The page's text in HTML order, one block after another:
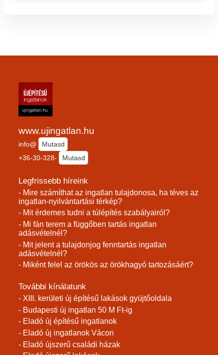
www.ujingatlan.hu
info@
Mutasd
+36-30-328-
Mutasd
Legfrissebb híreink
- Mire számíthat az ingatlan tulajdonosa, ha téves az
ingatlan-nyilvántartási térkép?
- Mit érdemes tudni a túlépítés szabályairól?
- Mi fán terem a függőben tartás ingatlan
adásvételnél?
- Mit jelent a tulajdonjog fenntartás ingatlan
adásvételnél?
- Miként felel az örökös az örökhagyó tartozásáért?
További kínálatunk
- XIII. kerületi új építésű lakások gyüjtőoldala
- Budapesti új ingatlan 50 M Ft-ig
- Eladó új építésű ingatlanok
- Eladó új ingatlanok Vácon
- Eladó újszerű családi házak